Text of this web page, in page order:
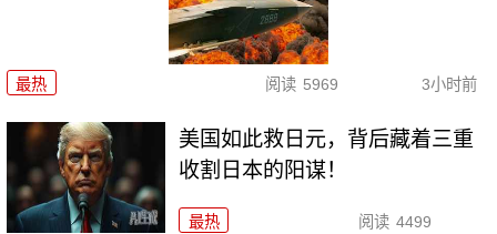
最热 阅读 5969 3小时前
美国如此救日元，背后藏着三重
收割日本的阳谋！
最热 阅读 4499